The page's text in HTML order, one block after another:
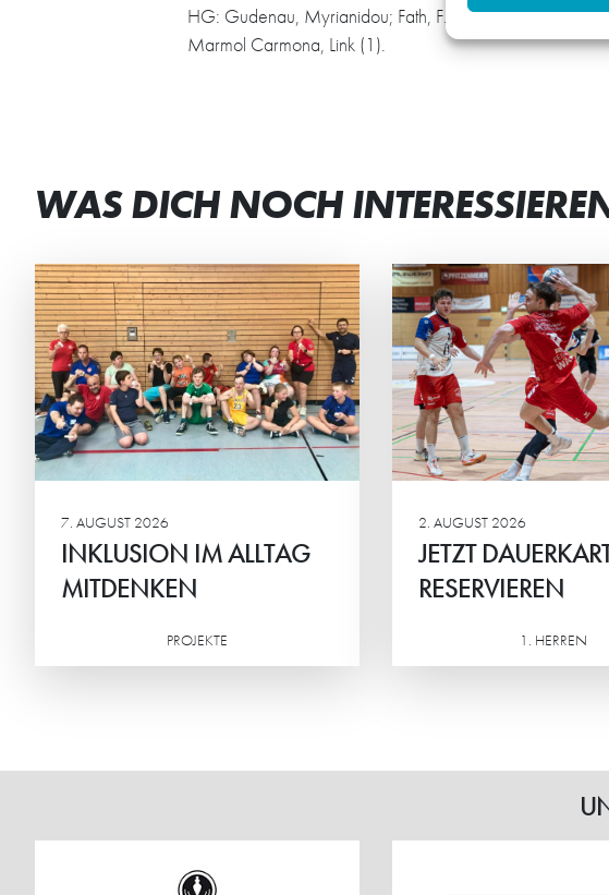
HG: Gudenau, Myrianidou; Fath, F. Sender (1), Racky
Marmol Carmona, Link (1).
WAS DICH NOCH
7. AUGUST 2026
INKLUSION IM ALLTAG
MITDENKEN
PROJEKTE
2. AUGUST 2026
JETZT
RESERVIEREN
1. HERREN
JETZT DAUERKARTEN
RESERVIEREN
Ab sofort können sich die HG-
Fans ihren Sitzplatz für die
Regionalliga sichern.
DEN
GESTÄRKT
Die männliche C2
verbrachte ein
Wochenende in